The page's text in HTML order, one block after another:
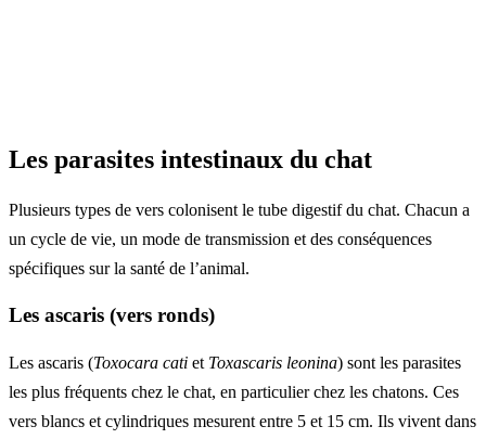
Les parasites intestinaux du chat
Plusieurs types de vers colonisent le tube digestif du chat. Chacun a
un cycle de vie, un mode de transmission et des conséquences
spécifiques sur la santé de l’animal.
Les ascaris (vers ronds)
Les ascaris (Toxocara cati et Toxascaris leonina) sont les parasites
les plus fréquents chez le chat, en particulier chez les chatons. Ces
vers blancs et cylindriques mesurent entre 5 et 15 cm. Ils vivent dans